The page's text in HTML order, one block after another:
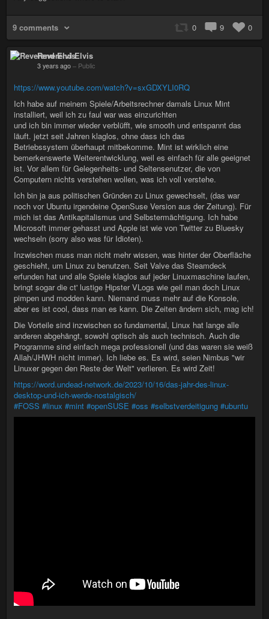
9 comments 0 9 0
Reverend Elvis
3 years ago – Public
https://www.youtube.com/watch?v=sxGDXYLI0RQ
Ich habe auf meinem Spiele/Arbeitsrechner damals Linux Mint
installiert, weil ich zu faul war was einzurichten
und ich bin immer wieder verblüfft, wie smooth und entspannt das
läuft. jetzt seit Jahren klaglos, ohne dass ich das
Betriebssystem überhaupt mitbekomme. Mint ist wirklich eine
bemerkenswerte Weiterentwicklung, weil es einfach für alle geeignet
ist. Vor allem für Gelegenheits- und Seltensenutzer, die von
Computern nichts verstehen wollen, was ich voll verstehe.
Ich bin ja aus politischen Gründen zu Linux gewechselt, (das war
noch vor Ubuntu irgendeine OpenSuse Version aus der Zeitung). Für
mich ist das Antikapitalismus und Selbstermächtigung. Ich habe
Microsoft immer gehasst und Apple ist wie von Twitter zu Bluesky
wechseln (sorry also was für Idioten).
Inzwischen muss man nicht mehr wissen, was hinter der Oberfläche
geschieht, um Linux zu benutzen. Seit Valve das Steamdeck
erfunden hat und alle Spiele klaglos auf jeder Linuxmaschine laufen,
bringt sogar die ct' lustige Hipster VLogs wie geil man doch Linux
pimpen und modden kann. Niemand muss mehr auf die Konsole,
aber es ist cool, dass man es kann. Die Zeiten ändern sich, mag ich!
Die Vorteile sind inzwischen so fundamental, Linux hat lange alle
anderen abgehängt, sowohl optisch als auch technisch. Auch die
Programme sind einfach mega professionell (und das waren sie weiß
Allah/JHWH nicht immer). Ich liebe es. Es wird, seien Nimbus "wir
Linuxer gegen den Reste der Welt" verlieren. Es wird Zeit!
https://word.undead-network.de/2023/10/16/das-jahr-des-linux-
desktop-und-ich-werde-nostalgisch/
#FOSS #linux #mint #openSUSE #oss #selbstverdeitigung #ubuntu